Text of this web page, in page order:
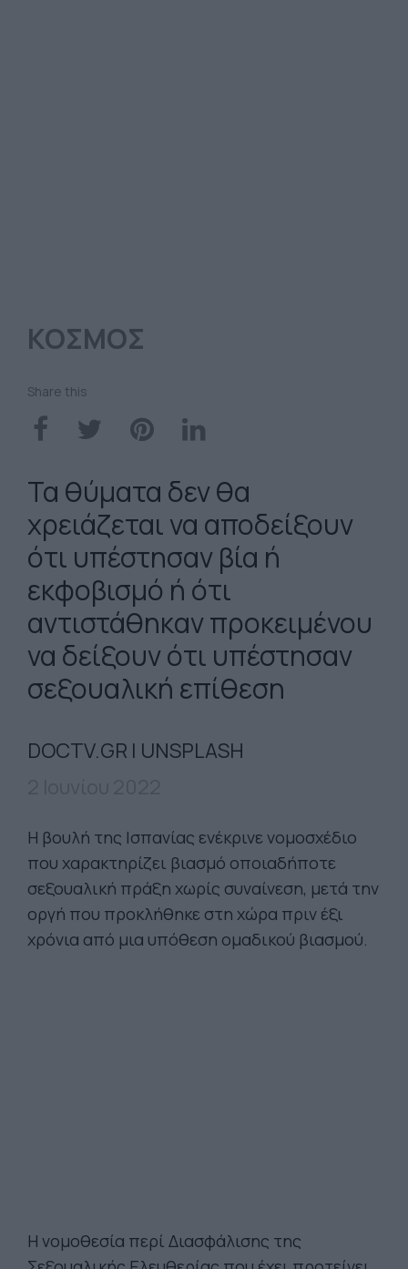
ΚΟΣΜΟΣ
Share this
Τα θύματα δεν θα
χρειάζεται να αποδείξουν
ότι υπέστησαν βία ή
εκφοβισμό ή ότι
αντιστάθηκαν προκειμένου
να δείξουν ότι υπέστησαν
σεξουαλική επίθεση
DOCTV.GR | UNSPLASH
Η βουλή της Ισπανίας ενέκρινε νομοσχέδιο
που χαρακτηρίζει βιασμό οποιαδήποτε
σεξουαλική πράξη χωρίς συναίνεση, μετά την
οργή που προκλήθηκε στη χώρα πριν έξι
χρόνια από μια υπόθεση ομαδικού βιασμού.
Η νομοθεσία περί Διασφάλισης της